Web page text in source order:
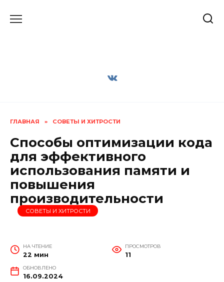
ГЛАВНАЯ » СОВЕТЫ И ХИТРОСТИ
Способы оптимизации кода
для эффективного
использования памяти и
повышения
производительности
СОВЕТЫ И ХИТРОСТИ
НА ЧТЕНИЕ
22 мин
ПРОСМОТРОВ
11
ОБНОВЛЕНО
16.09.2024